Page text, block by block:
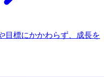
目標にかかわらず、成長を